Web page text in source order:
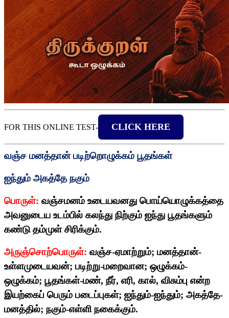
FOR THIS ONLINE TEST- CLICK HERE
வஞ்ச மனத்தான் படிற்றொழுக்கம் பூதங்கள்
ஐந்தும் அகத்தே நகும்
பொருள்: வஞ்சமனம் உடையவனது பொய்யொழுக்கத்தை
அவனுடைய உடம்பில் கலந்து நிற்கும் ஐந்து பூதங்களும்
கண்டு தம்முள் சிரிக்கும்.
அருஞ்சொற்பொருள்: வஞ்ச-ஏமாற்றும்; மனத்தான்-
உள்ளமுடையவன்; படிற்று-மறைவான; ஒழுக்கம்-
ஒழுக்கம்; பூதங்கள்-மண், நீர், எரி, கால், விசும்பு என்ற
இயற்கைப் பெரும் படைப்புகள்; ஐந்தும்-ஐந்தும்; அகத்தே-
மனத்தில்; நகும்-எள்ளி நகைக்கும்.